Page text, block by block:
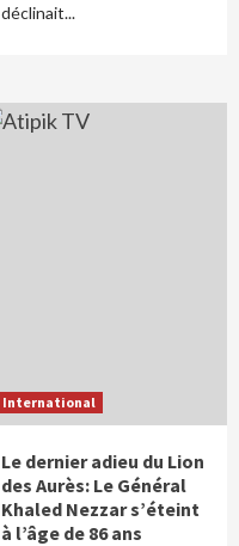
déclinait...
International
Le dernier adieu du Lion
des Aurès: Le Général
Khaled Nezzar s’éteint
à l’âge de 86 ans